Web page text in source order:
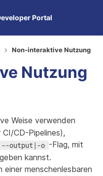
Portal
Non-interaktive Nutzung
Nutzung
Weise verwenden
CD-Pipelines),
--output|-o -Flag, mit
kannst.
einer menschenlesbaren